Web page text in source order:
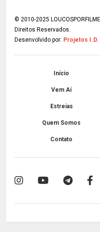
© 2010-2025
Direitos Reservados.
Desenvolvido por: Projetos I.D.
Início
Vem Aí
Estreias
Quem Somos
Contato